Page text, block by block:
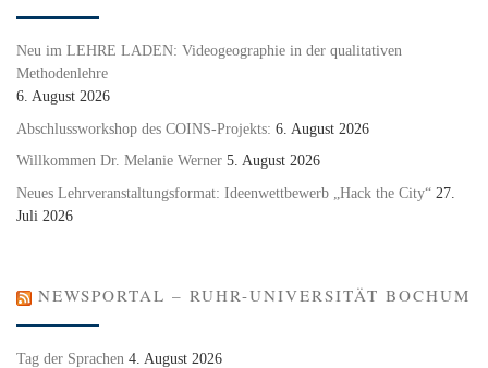
Neu im LEHRE LADEN: Videogeographie in der qualitativen
Methodenlehre
6. August 2026
Abschlussworkshop des COINS-Projekts: 6. August 2026
Willkommen Dr. Melanie Werner 5. August 2026
Neues Lehrveranstaltungsformat: Ideenwettbewerb „Hack the City“ 27.
Juli 2026
NEWSPORTAL – RUHR-UNIVERSITÄT BOCHUM
Tag der Sprachen 4. August 2026